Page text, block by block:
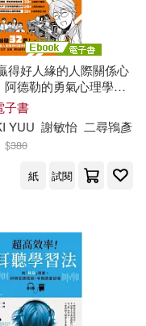
角色
(1)
得好人緣的人際關係心
阿德勒的勇氣心理學X
格類型，輕鬆突破關
超 實用的社交心理學
熱銷典藏版】 (電子書)
子書
YUU 謝敏怡 二尋鴇彥
$380
紙
試閱